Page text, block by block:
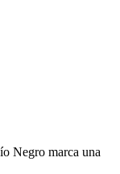
Negro marca una